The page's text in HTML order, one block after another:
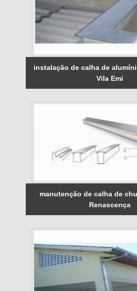
instalação de calha de
Vila Emi
manutenção de calha de
Renascença